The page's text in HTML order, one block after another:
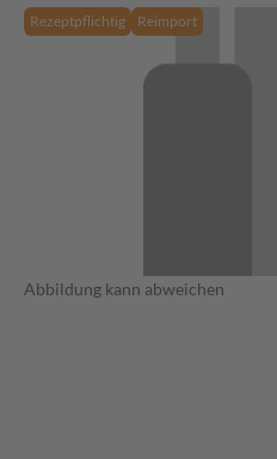
Rezeptpflichtig Reimport
Abbildung kann abweichen